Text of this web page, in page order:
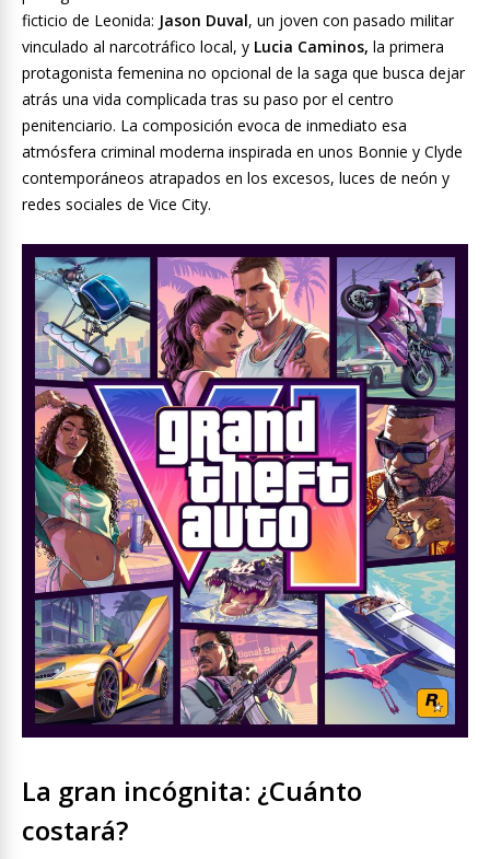
ficticio de Leonida: Jason Duval, un joven con pasado militar
vinculado al narcotráfico local, y Lucia Caminos, la primera
protagonista femenina no opcional de la saga que busca dejar
atrás una vida complicada tras su paso por el centro
penitenciario. La composición evoca de inmediato esa
atmósfera criminal moderna inspirada en unos Bonnie y Clyde
contemporáneos atrapados en los excesos, luces de neón y
redes sociales de Vice City.
La gran incógnita: ¿Cuánto
costará?